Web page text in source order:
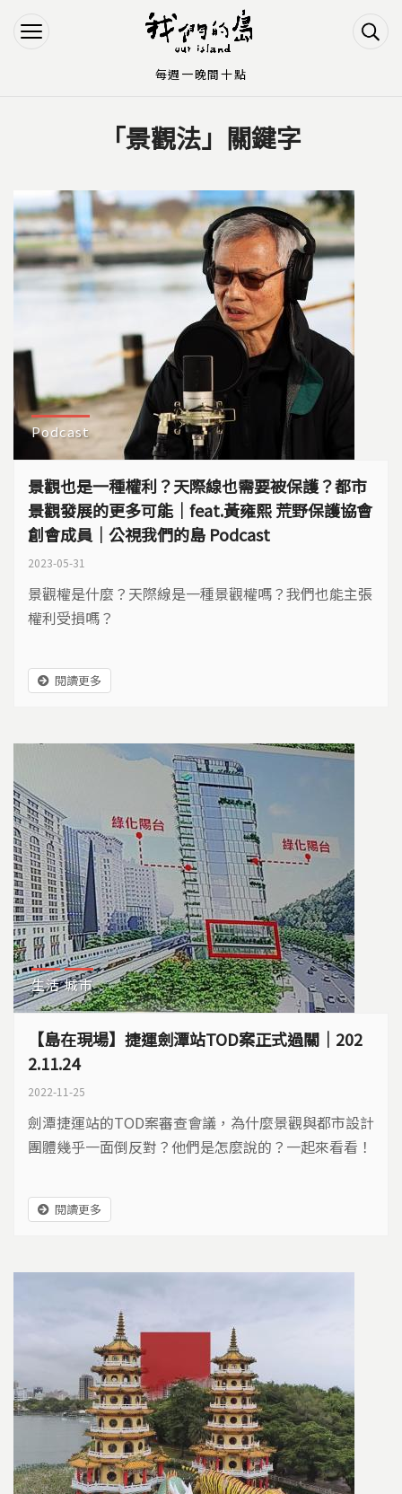
Jump to Navigation
Jump to Main content
「景觀法」關鍵字
Podcast
景觀也是一種權利？天際線也需要被保護？都市
景觀發展的更多可能｜feat.黃雍熙 荒野保護協會
創會成員｜公視我們的島 Podcast
2023-05-31
景觀權是什麼？天際線是一種景觀權嗎？我們也能主張
權利受損嗎？
閱讀更多
生活 城市
【島在現場】捷運劍潭站TOD案正式過關｜202
2.11.24
2022-11-25
劍潭捷運站的TOD案審查會議，為什麼景觀與都市設計
團體幾乎一面倒反對？他們是怎麼說的？一起來看看！
閱讀更多
每週一晚間十點